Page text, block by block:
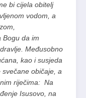
bi cijela obitelj
vodom, a
Bogu da im
Međusobno
kao i susjeda
običaje, a
riječima: Na
Isusovo, na